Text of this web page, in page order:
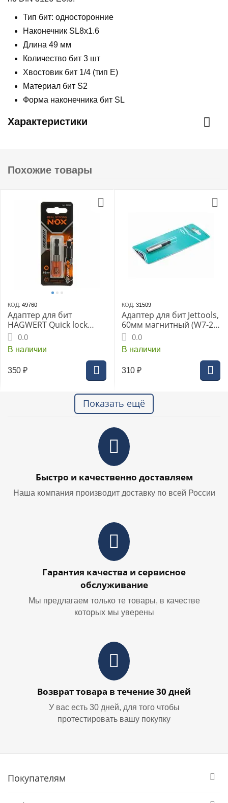
Тип бит: односторонние
Наконечник SL8х1.6
Длина 49 мм
Количество бит 3 шт
Хвостовик бит 1/4 (тип Е)
Материал бит S2
Форма наконечника бит SL
Характеристики
Похожие товары
КОД: 49760
Адаптер для бит
HAGWERT Quick lock
"NOX" магнитный 350500
0.0
В наличии
350 ₽
КОД: 31509
Адаптер для бит Jettools,
60мм магнитный (W7-21-
41-06014)
0.0
В наличии
310 ₽
Показать ещё
Быстро и качественно доставляем
Наша компания производит доставку по всей России
Гарантия качества и сервисное
обслуживание
Мы предлагаем только те товары, в качестве
которых мы уверены
Возврат товара в течение 30 дней
У вас есть 30 дней, для того чтобы
протестировать вашу покупку
Покупателям